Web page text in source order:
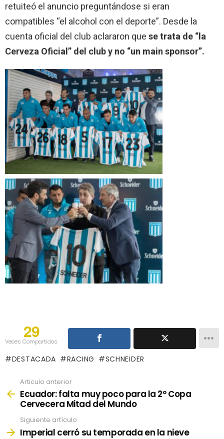
retuiteó el anuncio preguntándose si eran
compatibles “el alcohol con el deporte”. Desde la
cuenta oficial del club aclararon que se trata de “la
Cerveza Oficial” del club y no “un main sponsor”.
29
Veces Compartidos
DESTACADA RACING SCHNEIDER
more
Articulo anterior
Ecuador: falta muy poco para la 2º Copa
Cervecera Mitad del Mundo
Siguiente artículo
Imperial cerró su temporada en la nieve